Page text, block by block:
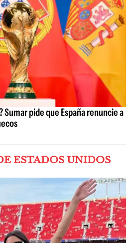
pide que España renuncie a
ESTADOS UNIDOS